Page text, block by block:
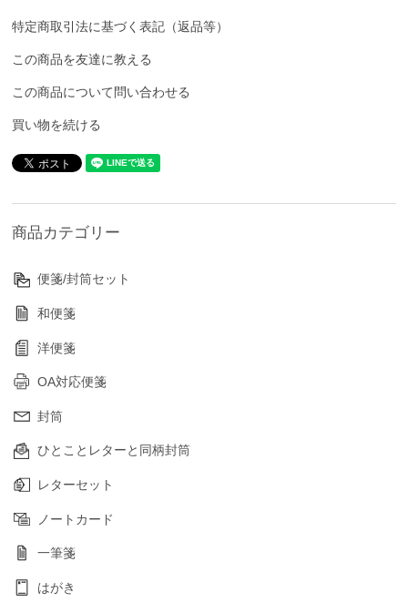
特定商取引法に基づく表記（返品等）
この商品を友達に教える
この商品について問い合わせる
買い物を続ける
商品カテゴリー
便箋/封筒セット
和便箋
洋便箋
OA対応便箋
封筒
ひとことレターと同柄封筒
レターセット
ノートカード
一筆箋
はがき